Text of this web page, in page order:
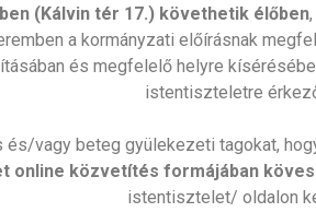
(Kálvin tér 17.) követhetik élőben
a kormányzati előírásnak
és megfelelő helyre
istentiszteletre
és/vagy beteg gyülekezeti tagokat,
online közvetítés formájában
istentisztelet/ oldalon